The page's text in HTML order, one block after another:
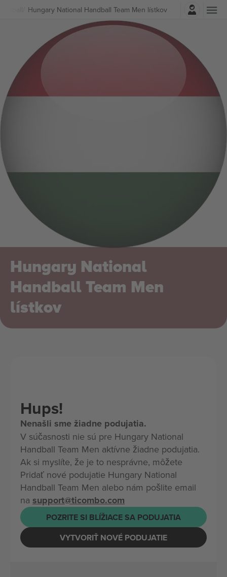
Hungary National Handball Team Men lístkov
Prihlásenie
Hungary National
Handball Team Men
lístkov
Hups!
Nenašli sme žiadne podujatia.
V súčasnosti nie sú pre Hungary National
Handball Team Men aktívne žiadne podujatia.
Ak si myslíte, že je to nesprávne, môžete
Pridať nové podujatie Hungary National
Handball Team Men alebo nám pošlite email
na support@ticombo.com
POZRITE SI BLÍŽIACE SA PODUJATIA
VYTVORIŤ NOVÉ PODUJATIE